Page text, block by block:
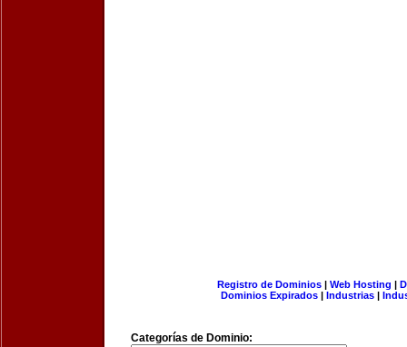
Registro de Dominios| Web Hosting |
Dominios Expirados | Industrias |
Categorías de Dominio: